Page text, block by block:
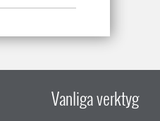
Vanliga verktyg